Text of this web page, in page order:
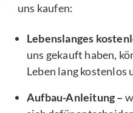
uns kaufen:
Lebenslanges
uns gekauft haben,
Leben lang kostenlos
Aufbau-Anleitung –